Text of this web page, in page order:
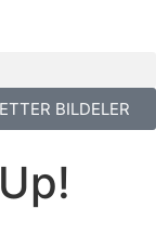
BILDELER